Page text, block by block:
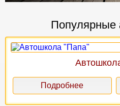
Популярные
Подробнее